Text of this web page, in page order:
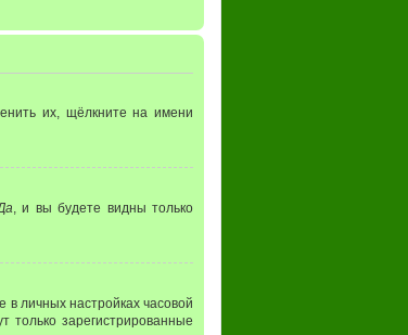
их, щёлкните на имени
, и вы будете видны только
в личных настройках часовой
только зарегистрированные